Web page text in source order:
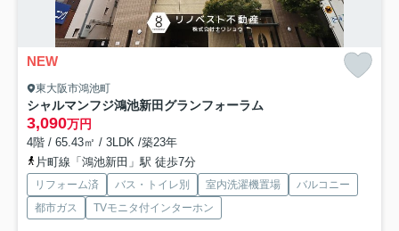
NEW
東大阪市鴻池町
シャルマンフジ鴻池新田グランフォーラム
3,090万円
4階 / 65.43㎡ / 3LDK /築23年
片町線「鴻池新田」駅 徒歩7分
リフォーム済 バス・トイレ別 室内洗濯機置場
バルコニー
都市ガス
TVモニタ付インターホン